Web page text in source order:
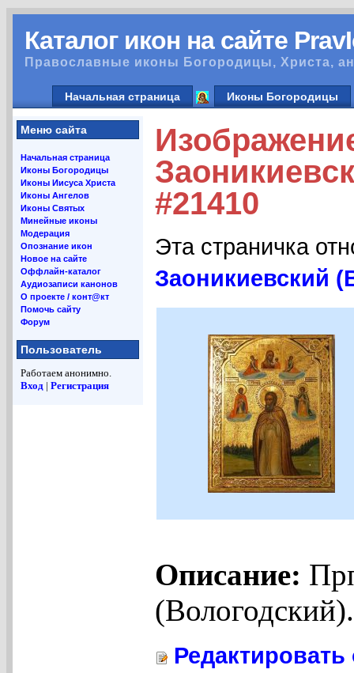
Каталог икон на сайте
Православные иконы Богородицы, Христа,
Начальная страница Иконы Богородицы
Меню сайта
Начальная страница
Иконы Богородицы
Иконы Иисуса Христа
Иконы Ангелов
Иконы Святых
Минейные иконы
Модерация
Опознание икон
Новое на сайте
Оффлайн-каталог
Аудиозаписи канонов
О проекте / конт@кт
Помочь сайту
Форум
Пользователь
Работаем анонимно.
Вход | Регистрация
#21410
Эта страничка
Заоникиевский
Описание:
(Вологодский).